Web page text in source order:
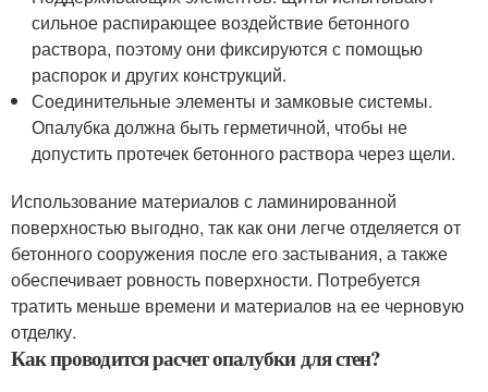
сильное распирающее воздействие бетонного
раствора, поэтому они фиксируются с помощью
распорок и других конструкций.
Соединительные элементы и замковые системы.
Опалубка должна быть герметичной, чтобы не
допустить протечек бетонного раствора через щели.
Использование материалов с ламинированной
поверхностью выгодно, так как они легче отделяется от
бетонного сооружения после его застывания, а также
обеспечивает ровность поверхности. Потребуется
тратить меньше времени и материалов на ее черновую
отделку.
Как проводится расчет опалубки для стен?